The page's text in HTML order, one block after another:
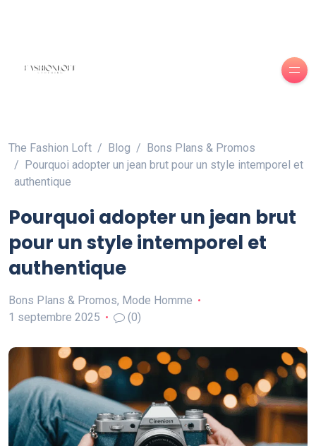
The Fashion Loft Blog
Bons Plans & Promos
Pourquoi adopter un jean brut pour un style intemporel et
authentique
Pourquoi adopter un jean brut
pour un style intemporel et
authentique
Bons Plans & Promos, Mode Homme
1 septembre 2025
(0)